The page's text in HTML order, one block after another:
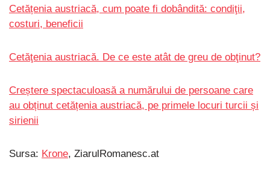
Cetățenia austriacă, cum poate fi dobândită: condiţii,
costuri, beneficii
Cetăţenia austriacă. De ce este atât de greu de obţinut?
Creștere spectaculoasă a numărului de persoane care
au obținut cetățenia austriacă, pe primele locuri turcii și
sirienii
Sursa: Krone, ZiarulRomanesc.at